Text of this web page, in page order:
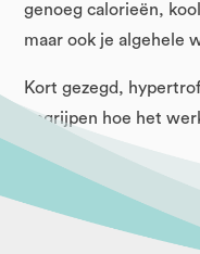
genoeg calorieën,
maar ook je algehele
Kort gezegd,
begrijpen hoe het